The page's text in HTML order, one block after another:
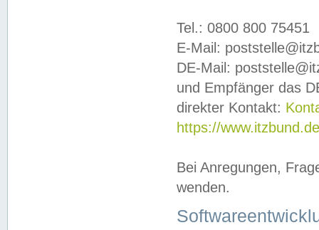
Tel.: 0800 800 75451
E-Mail:
DE-Mail:
und Empfänger das
direkter Kontakt:
https://
Bei Anregungen,
wenden.